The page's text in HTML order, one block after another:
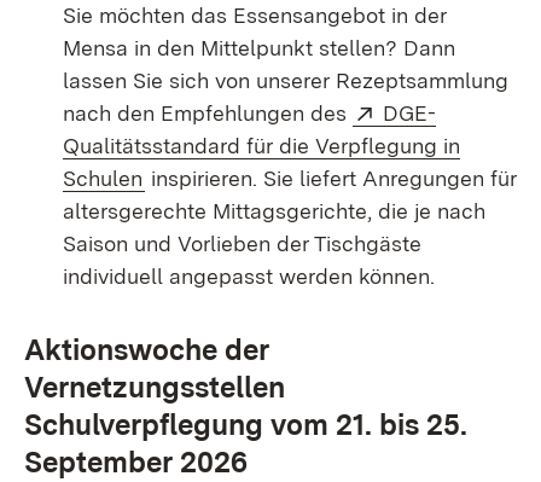
Sie möchten das Essensangebot in der
Mensa in den Mittelpunkt stellen? Dann
lassen Sie sich von unserer Rezeptsammlung
nach den Empfehlungen des
Extern:
DGE-
Qualitätsstandard für die Verpflegung in
Schulen (Öffnet in neuem Fenster)
inspirieren. Sie liefert Anregungen für
altersgerechte Mittagsgerichte, die je nach
Saison und Vorlieben der Tischgäste
individuell angepasst werden können.
Aktionswoche der
Vernetzungsstellen
Schulverpflegung vom 21. bis 25.
September 2026